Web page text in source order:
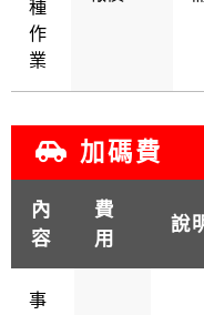
種
作
業
加碼費
內
容
費
用
說
事